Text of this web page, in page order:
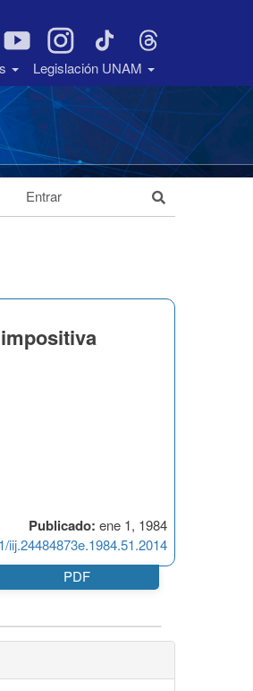
Legislación UNAM
Entrar
Publicado: ene 1, 1984
iij.24484873e.1984.51.2014
PDF